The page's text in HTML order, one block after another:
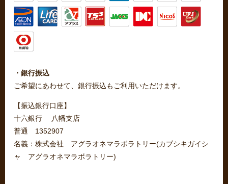
・銀行振込
ご希望にあわせて、銀行振込もご利用いただけます。
【振込銀行口座】
十六銀行 八幡支店
普通 1352907
名義：株式会社 アグラオネマラボラトリー(カブシキガイシ
ャ アグラオネマラボラトリー)